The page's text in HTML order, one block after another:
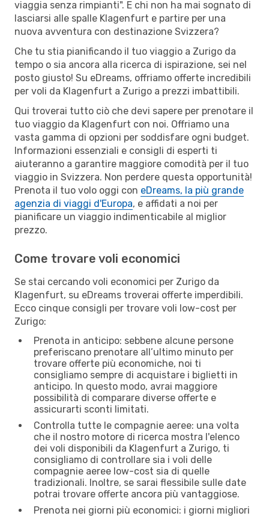
viaggia senza rimpianti". E chi non ha mai sognato di
lasciarsi alle spalle Klagenfurt e partire per una
nuova avventura con destinazione Svizzera?
Che tu stia pianificando il tuo viaggio a Zurigo da
tempo o sia ancora alla ricerca di ispirazione, sei nel
posto giusto! Su eDreams, offriamo offerte incredibili
per voli da Klagenfurt a Zurigo a prezzi imbattibili.
Qui troverai tutto ciò che devi sapere per prenotare il
tuo viaggio da Klagenfurt con noi. Offriamo una
vasta gamma di opzioni per soddisfare ogni budget.
Informazioni essenziali e consigli di esperti ti
aiuteranno a garantire maggiore comodità per il tuo
viaggio in Svizzera. Non perdere questa opportunità!
Prenota il tuo volo oggi con eDreams, la più grande
agenzia di viaggi d'Europa, e affidati a noi per
pianificare un viaggio indimenticabile al miglior
prezzo.
Come trovare voli economici
Se stai cercando voli economici per Zurigo da
Klagenfurt, su eDreams troverai offerte imperdibili.
Ecco cinque consigli per trovare voli low-cost per
Zurigo:
Prenota in anticipo: sebbene alcune persone
preferiscano prenotare all’ultimo minuto per
trovare offerte più economiche, noi ti
consigliamo sempre di acquistare i biglietti in
anticipo. In questo modo, avrai maggiore
possibilità di comparare diverse offerte e
assicurarti sconti limitati.
Controlla tutte le compagnie aeree: una volta
che il nostro motore di ricerca mostra l'elenco
dei voli disponibili da Klagenfurt a Zurigo, ti
consigliamo di controllare sia i voli delle
compagnie aeree low-cost sia di quelle
tradizionali. Inoltre, se sarai flessibile sulle date
potrai trovare offerte ancora più vantaggiose.
Prenota nei giorni più economici: i giorni migliori